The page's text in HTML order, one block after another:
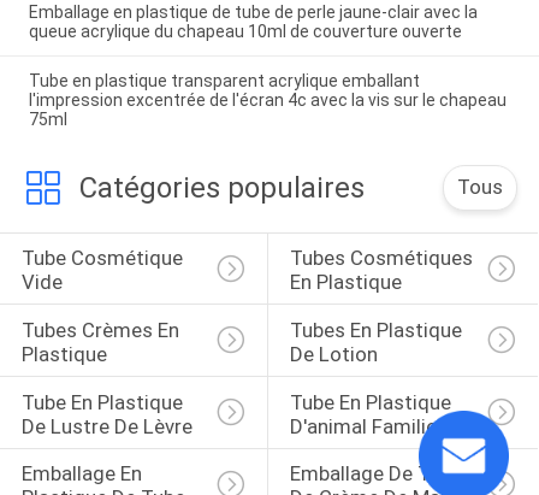
Emballage en plastique de tube de perle jaune-clair avec la
queue acrylique du chapeau 10ml de couverture ouverte
Tube en plastique transparent acrylique emballant
l'impression excentrée de l'écran 4c avec la vis sur le chapeau
75ml
Catégories populaires Tous
Tube Cosmétique
Vide
Tubes Cosmétiques
En Plastique
Tubes Crèmes En
Plastique
Tubes En Plastique
De Lotion
Tube En Plastique
De Lustre De Lèvre
Tube En Plastique
D'animal Familier
Emballage En
Emballage De Tube